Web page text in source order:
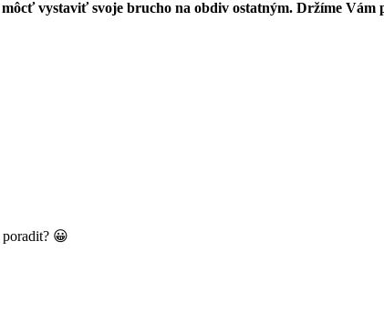
vystaviť svoje brucho na obdiv ostatným. Držíme Vám
😀